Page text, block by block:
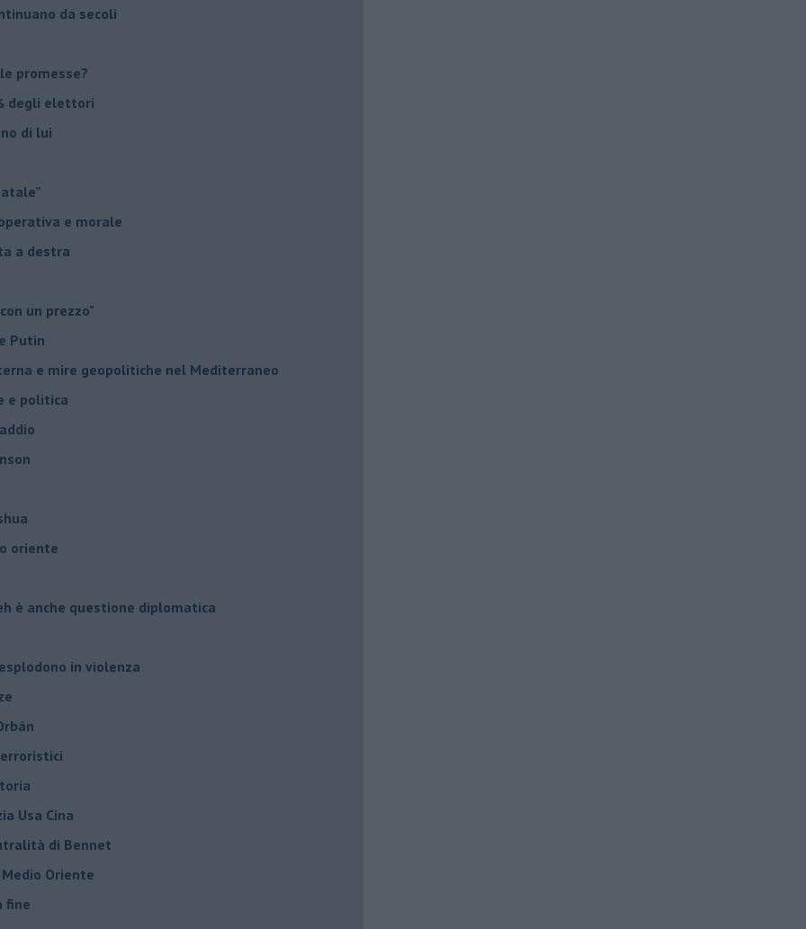
da secoli
promesse?
degli elettori
di lui
e morale
a destra
un prezzo"
Putin
e mire geopolitiche nel Mediterraneo
e politica
oriente
è anche questione diplomatica
in violenza
Usa Cina
di Bennet
Oriente
fine